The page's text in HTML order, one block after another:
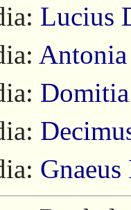
Lucius
Domitia